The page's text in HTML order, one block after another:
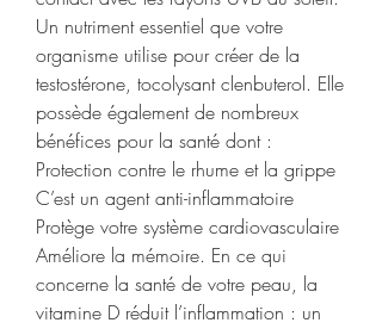
Un nutriment essentiel que votre
organisme utilise pour créer de la
testostérone, tocolysant clenbuterol. Elle
possède également de nombreux
bénéfices pour la santé dont :
Protection contre le rhume et la grippe
C’est un agent anti-inflammatoire
Protège votre système cardiovasculaire
Améliore la mémoire. En ce qui
concerne la santé de votre peau, la
vitamine D réduit l’inflammation : un